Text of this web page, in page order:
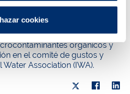
cookies
recibió la invitación del
la redacción de este texto
alcanzado por los trabajos
y olores de su panel de
orgánicos y
en el comité de gustos y
Association (IWA).